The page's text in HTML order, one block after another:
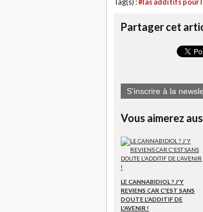
Tag(s) :#las additifs pour
Partager cet
S'inscrire à la
Vous aimerez
LE CANNABIDIOL ? J'Y
REVIENS CAR C'EST SANS
DOUTE L'ADDITIF DE
L'AVENIR !